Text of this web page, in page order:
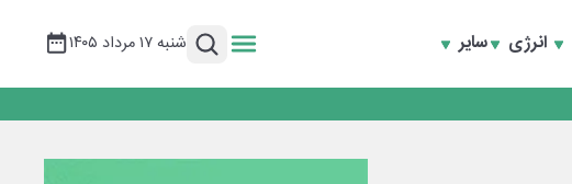
انرژی سایر شنبه ۱۷ مرداد ۱۴۰۵